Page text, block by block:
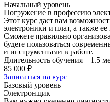
Начальный уровень
Погружение в профессию
Этот курс даст вам
электроники и плат, а также
Сможете правильно
будете пользоваться
и инструментами в работе.
Длительность обучения – 1.5
85 000 ₽
Записаться на курс
Базовый уровень
Электронщик